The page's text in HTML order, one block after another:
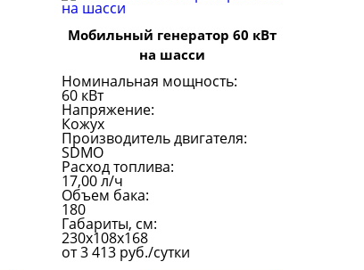
Мобильный генератор 60 кВт
на шасси
Номинальная мощность:
60 кВт
Напряжение:
Кожух
Производитель двигателя:
SDMO
Расход топлива:
17,00 л/ч
Объем бака:
180
Габариты, см:
230х108х168
от3 413 руб./сутки